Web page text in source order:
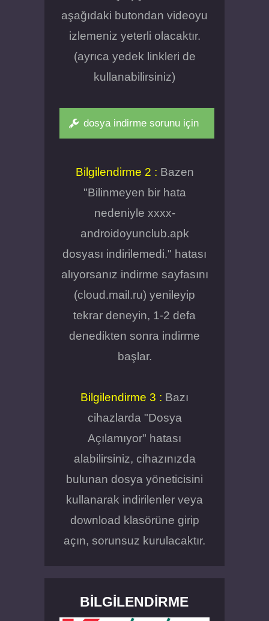
aşağıdaki butondan videoyu
izlemeniz yeterli olacaktır.
(ayrıca yedek linkleri de
kullanabilirsiniz)
dosya indirme sorunu için
Bilgilendirme 2 : Bazen
"Bilinmeyen bir hata
nedeniyle xxxx-
androidoyunclub.apk
dosyası indirilemedi." hatası
alıyorsanız indirme sayfasını
(cloud.mail.ru) yenileyip
tekrar deneyin, 1-2 defa
denedikten sonra indirme
başlar.
Bilgilendirme 3 : Bazı
cihazlarda "Dosya
Açılamıyor" hatası
alabilirsiniz, cihazınızda
bulunan dosya yöneticisini
kullanarak indirilenler veya
download klasörüne girip
açın, sorunsuz kurulacaktır.
BILGILENDIRME